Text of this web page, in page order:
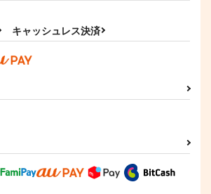
キャッシュレス決済